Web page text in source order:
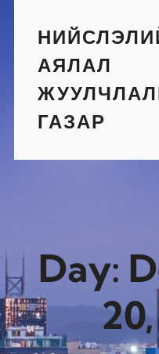
content
АЯЛАЛ
ГАЗАР
Day: